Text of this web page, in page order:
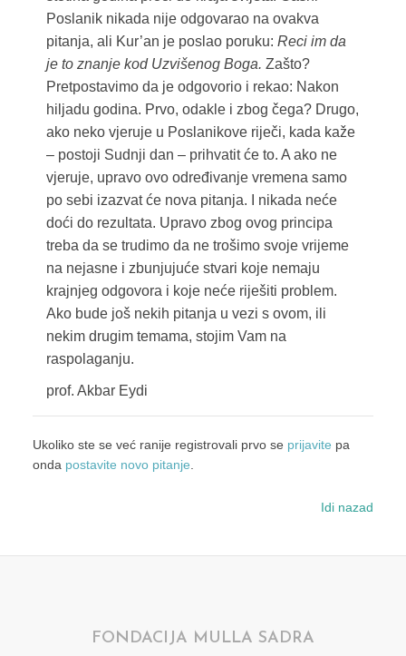
Poslanik nikada nije odgovarao na ovakva
pitanja, ali Kur’an je poslao poruku: Reci im da
je to znanje kod Uzvišenog Boga. Zašto?
Pretpostavimo da je odgovorio i rekao: Nakon
hiljadu godina. Prvo, odakle i zbog čega? Drugo,
ako neko vjeruje u Poslanikove riječi, kada kaže
– postoji Sudnji dan – prihvatit će to. A ako ne
vjeruje, upravo ovo određivanje vremena samo
po sebi izazvat će nova pitanja. I nikada neće
doći do rezultata. Upravo zbog ovog principa
treba da se trudimo da ne trošimo svoje vrijeme
na nejasne i zbunjujuće stvari koje nemaju
krajnjeg odgovora i koje neće riješiti problem.
Ako bude još nekih pitanja u vezi s ovom, ili
nekim drugim temama, stojim Vam na
raspolaganju.
prof. Akbar Eydi
Ukoliko ste se već ranije registrovali prvo se prijavite pa
onda postavite novo pitanje.
Idi nazad
FONDACIJA MULLA SADRA